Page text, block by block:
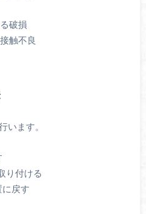
破損
触不良
います。
り付ける
戻す